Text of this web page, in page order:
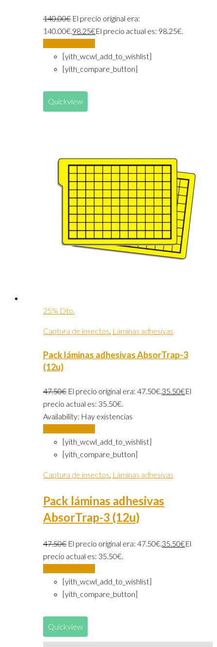
140.00€ El precio original era:
140.00€.98.25€El precio actual es: 98.25€.
[yith_wcwl_add_to_wishlist]
[yith_compare_button]
Quickview
25% Dto.
Captura de insectos, Láminas adhesivas
Pack láminas adhesivas AbsorTrap-3
(12u)
47.50€ El precio original era: 47.50€.35.50€El
precio actual es: 35.50€.
Availability: Hay existencias
[yith_wcwl_add_to_wishlist]
[yith_compare_button]
Captura de insectos, Láminas adhesivas
Pack láminas adhesivas
AbsorTrap-3 (12u)
47.50€ El precio original era: 47.50€.35.50€El
precio actual es: 35.50€.
[yith_wcwl_add_to_wishlist]
[yith_compare_button]
Quickview